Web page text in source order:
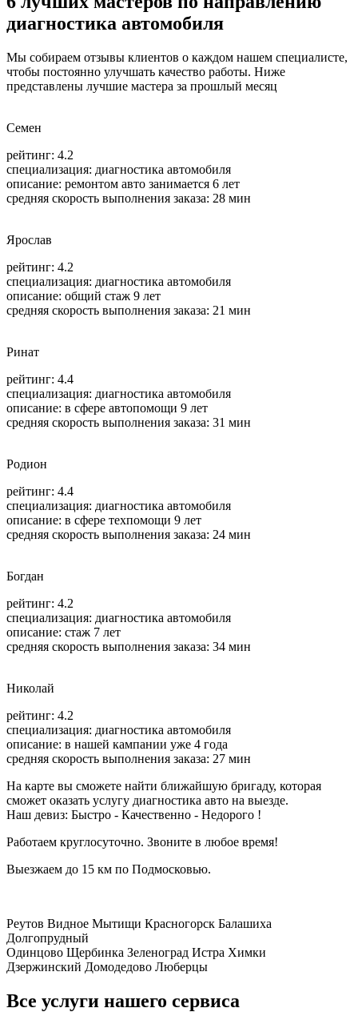
диагностика автомобиля
Мы собираем отзывы клиентов о каждом нашем специалисте,
чтобы постоянно улучшать качество работы. Ниже
представлены лучшие мастера за прошлый месяц
Семен
рейтинг: 4.2
специализация: диагностика автомобиля
описание: ремонтом авто занимается 6 лет
средняя скорость выполнения заказа: 28 мин
Ярослав
рейтинг: 4.2
специализация: диагностика автомобиля
описание: общий стаж 9 лет
средняя скорость выполнения заказа: 21 мин
Ринат
рейтинг: 4.4
специализация: диагностика автомобиля
описание: в сфере автопомощи 9 лет
средняя скорость выполнения заказа: 31 мин
Родион
рейтинг: 4.4
специализация: диагностика автомобиля
описание: в сфере техпомощи 9 лет
средняя скорость выполнения заказа: 24 мин
Богдан
рейтинг: 4.2
специализация: диагностика автомобиля
описание: стаж 7 лет
средняя скорость выполнения заказа: 34 мин
Николай
рейтинг: 4.2
специализация: диагностика автомобиля
описание: в нашей кампании уже 4 года
средняя скорость выполнения заказа: 27 мин
На карте вы сможете найти ближайшую бригаду, которая
сможет оказать услугу диагностика авто на выезде.
Наш девиз: Быстро - Качественно - Недорого !
Работаем круглосуточно. Звоните в любое время!
Выезжаем до 15 км по Подмосковью.
Реутов Видное Мытищи Красногорск Балашиха
Долгопрудный
Одинцово Щербинка Зеленоград Истра Химки
Дзержинский Домодедово Люберцы
Все услуги нашего сервиса